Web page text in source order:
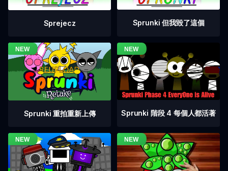
Sprejecz Sprunki 但我毀了這個
Sprunki 重拍重新上傳 Sprunki 階段 4 每個人都活著